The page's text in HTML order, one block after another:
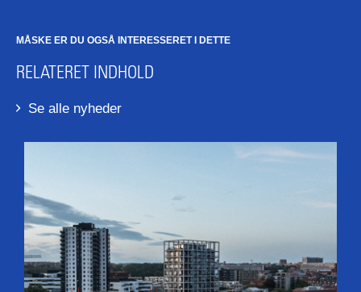
MÅSKE ER DU OGSÅ INTERESSERET I DETTE
RELATERET INDHOLD
Se alle nyheder